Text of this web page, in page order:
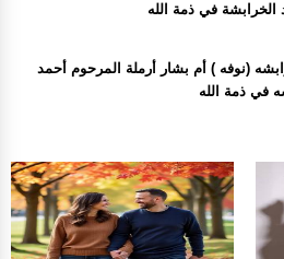
الخرابشة في ذمة الله
(نوفه ) أم بشار أرملة المرحوم أحمد
في ذمة الله